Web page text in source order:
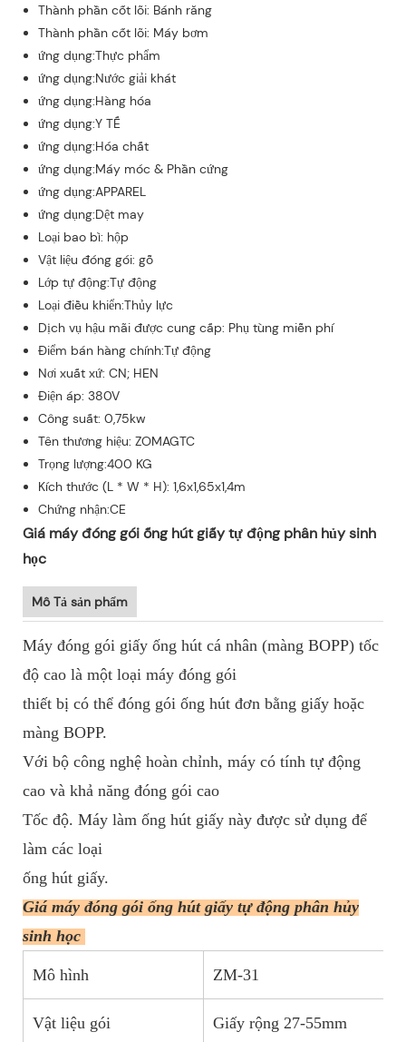
Thành phần cốt lõi: Bánh răng
Thành phần cốt lõi: Máy bơm
ứng dụng:Thực phẩm
ứng dụng:Nước giải khát
ứng dụng:Hàng hóa
ứng dụng:Y TẾ
ứng dụng:Hóa chất
ứng dụng:Máy móc & Phần cứng
ứng dụng:APPAREL
ứng dụng:Dệt may
Loại bao bì: hộp
Vật liệu đóng gói: gỗ
Lớp tự động:Tự động
Loại điều khiển:Thủy lực
Dịch vụ hậu mãi được cung cấp: Phụ tùng miễn phí
Điểm bán hàng chính:Tự động
Nơi xuất xứ: CN; HEN
Điện áp: 380V
Công suất: 0,75kw
Tên thương hiệu: ZOMAGTC
Trọng lượng:400 KG
Kích thước (L * W * H): 1,6x1,65x1,4m
Chứng nhận:CE
Giá máy đóng gói ống hút giấy tự động phân hủy sinh
học
Mô Tả sản phẩm
Máy đóng gói giấy ống hút cá nhân (màng BOPP) tốc
độ cao là một loại máy đóng gói
thiết bị có thể đóng gói ống hút đơn bằng giấy hoặc
màng BOPP.
Với bộ công nghệ hoàn chỉnh, máy có tính tự động
cao và khả năng đóng gói cao
Tốc độ. Máy làm ống hút giấy này được sử dụng để
làm các loại
ống hút giấy.
Giá máy đóng gói ống hút giấy tự động phân hủy
sinh học
Mô hình ZM-31
Vật liệu gói Giấy rộng 27-55mm